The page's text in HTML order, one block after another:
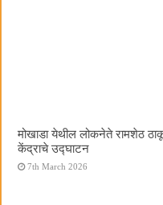
मोखाडा येथील लोकनेते रामशेठ
केंद्राचे उद्घाटन
7th March 2026